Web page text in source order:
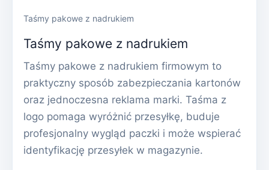
Taśmy pakowe z nadrukiem
Taśmy pakowe z nadrukiem
Taśmy pakowe z nadrukiem firmowym to
praktyczny sposób zabezpieczania kartonów
oraz jednoczesna reklama marki. Taśma z
logo pomaga wyróżnić przesyłkę, buduje
profesjonalny wygląd paczki i może wspierać
identyfikację przesyłek w magazynie.